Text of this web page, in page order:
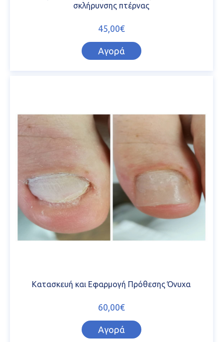
σκλήρυνσης πτέρνας
45,00€
Αγορά
Κατασκευή και Εφαρμογή Πρόθεσης Όνυχα
60,00€
Αγορά